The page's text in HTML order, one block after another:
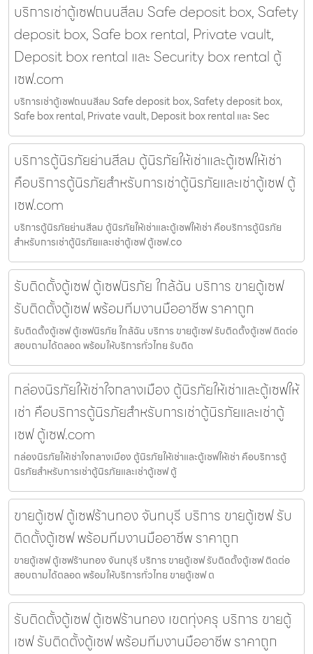
บริการเช่าตู้เซฟถนนสีลม Safe deposit box, Safety
deposit box, Safe box rental, Private vault,
Deposit box rental และ Security box rental ตู้
เซฟ.com
บริการเช่าตู้เซฟถนนสีลม Safe deposit box, Safety deposit box,
Safe box rental, Private vault, Deposit box rental และ Sec
บริการตู้นิรภัยย่านสีลม ตู้นิรภัยให้เช่าและตู้เซฟให้เช่า
คือบริการตู้นิรภัยสำหรับการเช่าตู้นิรภัยและเช่าตู้เซฟ ตู้
เซฟ.com
บริการตู้นิรภัยย่านสีลม ตู้นิรภัยให้เช่าและตู้เซฟให้เช่า คือบริการตู้นิรภัย
สำหรับการเช่าตู้นิรภัยและเช่าตู้เซฟ ตู้เซฟ.co
รับติดตั้งตู้เซฟ ตู้เซฟนิรภัย ใกล้ฉัน บริการ ขายตู้เซฟ
รับติดตั้งตู้เซฟ พร้อมทีมงานมืออาชีพ ราคาถูก
รับติดตั้งตู้เซฟ ตู้เซฟนิรภัย ใกล้ฉัน บริการ ขายตู้เซฟ รับติดตั้งตู้เซฟ ติดต่อ
สอบถามได้ตลอด พร้อมให้บริการทั่วไทย รับติด
กล่องนิรภัยให้เช่าใจกลางเมือง ตู้นิรภัยให้เช่าและตู้เซฟให้
เช่า คือบริการตู้นิรภัยสำหรับการเช่าตู้นิรภัยและเช่าตู้
เซฟ ตู้เซฟ.com
กล่องนิรภัยให้เช่าใจกลางเมือง ตู้นิรภัยให้เช่าและตู้เซฟให้เช่า คือบริการตู้
นิรภัยสำหรับการเช่าตู้นิรภัยและเช่าตู้เซฟ ตู้
ขายตู้เซฟ ตู้เซฟร้านทอง จันทบุรี บริการ ขายตู้เซฟ รับ
ติดตั้งตู้เซฟ พร้อมทีมงานมืออาชีพ ราคาถูก
ขายตู้เซฟ ตู้เซฟร้านทอง จันทบุรี บริการ ขายตู้เซฟ รับติดตั้งตู้เซฟ ติดต่อ
สอบถามได้ตลอด พร้อมให้บริการทั่วไทย ขายตู้เซฟ ต
รับติดตั้งตู้เซฟ ตู้เซฟร้านทอง เขตทุ่งครุ บริการ ขายตู้
เซฟ รับติดตั้งตู้เซฟ พร้อมทีมงานมืออาชีพ ราคาถูก